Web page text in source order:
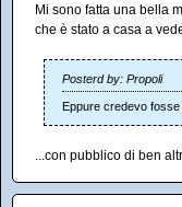
Mi sono fatta una bella
che è stato a casa a
Posterd by: Propoli
Eppure credevo fosse
...con pubblico di ben